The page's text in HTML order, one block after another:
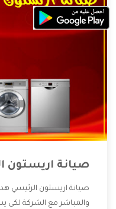
صيانة اريستون
صيانة اريستون الرئيسي
والمباشر مع الشركة لكى